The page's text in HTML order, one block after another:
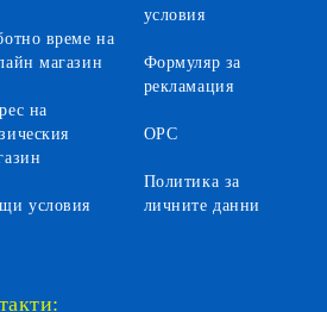
време на
магазин
на
условия
условия
Формуляр за
рекламация
ОРС
Политика за
личните данни